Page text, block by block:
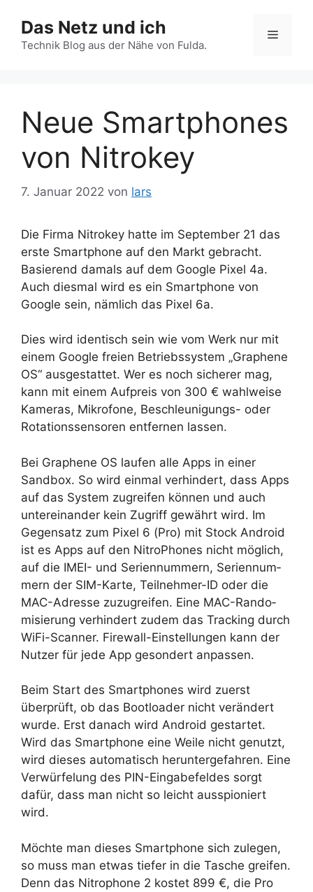
Inhalt
springen
Das Netz und ich
Technik Blog aus der Nähe von Fulda.
Menü
Neue Smartphones
von Nitrokey
7. Januar 2022 von lars
Die Firma Nitrokey hatte im September 21 das
erste Smartphone auf den Markt gebracht.
Basierend damals auf dem Google Pixel 4a.
Auch diesmal wird es ein Smartphone von
Google sein, nämlich das Pixel 6a.
Dies wird identisch sein wie vom Werk nur mit
einem Google freien Betriebssystem „Graphene
OS“ ausgestattet. Wer es noch sicherer mag,
kann mit einem Aufpreis von 300 € wahlweise
Kameras, Mikro­fone, Beschleu­nigungs- oder
Rota­tions­sen­soren entfernen lassen.
Bei Graphene OS laufen alle Apps in einer
Sandbox. So wird einmal verhindert, dass Apps
auf das System zugreifen können und auch
untereinander kein Zugriff gewährt wird. Im
Gegen­satz zum Pixel 6 (Pro) mit Stock Android
ist es Apps auf den NitroPhones nicht möglich,
auf die IMEI- und Seri­ennum­mern, Seri­ennum­
mern der SIM-Karte, Teil­nehmer-ID oder die
MAC-Adresse zuzugreifen. Eine MAC-Rando­
misie­rung verhin­dert zudem das Tracking durch
WiFi-Scanner. Fire­wall-Einstel­lungen kann der
Nutzer für jede App geson­dert anpassen.
Beim Start des Smartphones wird zuerst
überprüft, ob das Bootloader nicht verändert
wurde. Erst danach wird Android gestartet.
Wird das Smartphone eine Weile nicht genutzt,
wird dieses automatisch heruntergefahren. Eine
Verwürfelung des PIN-Eingabefeldes sorgt
dafür, dass man nicht so leicht ausspioniert
wird.
Möchte man dieses Smartphone sich zulegen,
so muss man etwas tiefer in die Tasche greifen.
Denn das Nitrophone 2 kostet 899 €, die Pro